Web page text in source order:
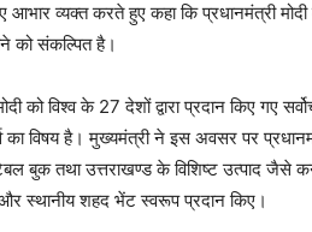
आभार व्यक्त करते हुए कहा कि प्रधानमंत्री
को संकल्पित है।
को विश्व के 27 देशों द्वारा प्रदान किए गए
का विषय है। मुख्यमंत्री ने इस अवसर पर
बुक तथा उत्तराखण्ड के विशिष्ट उत्पाद जैसे
स्थानीय शहद भेंट स्वरूप प्रदान किए।